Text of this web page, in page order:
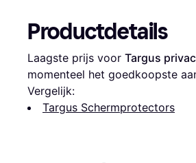
Productdetails
Laagste prijs voor Targus
momenteel het goedkoopste
Vergelijk:
Targus Schermprotectors